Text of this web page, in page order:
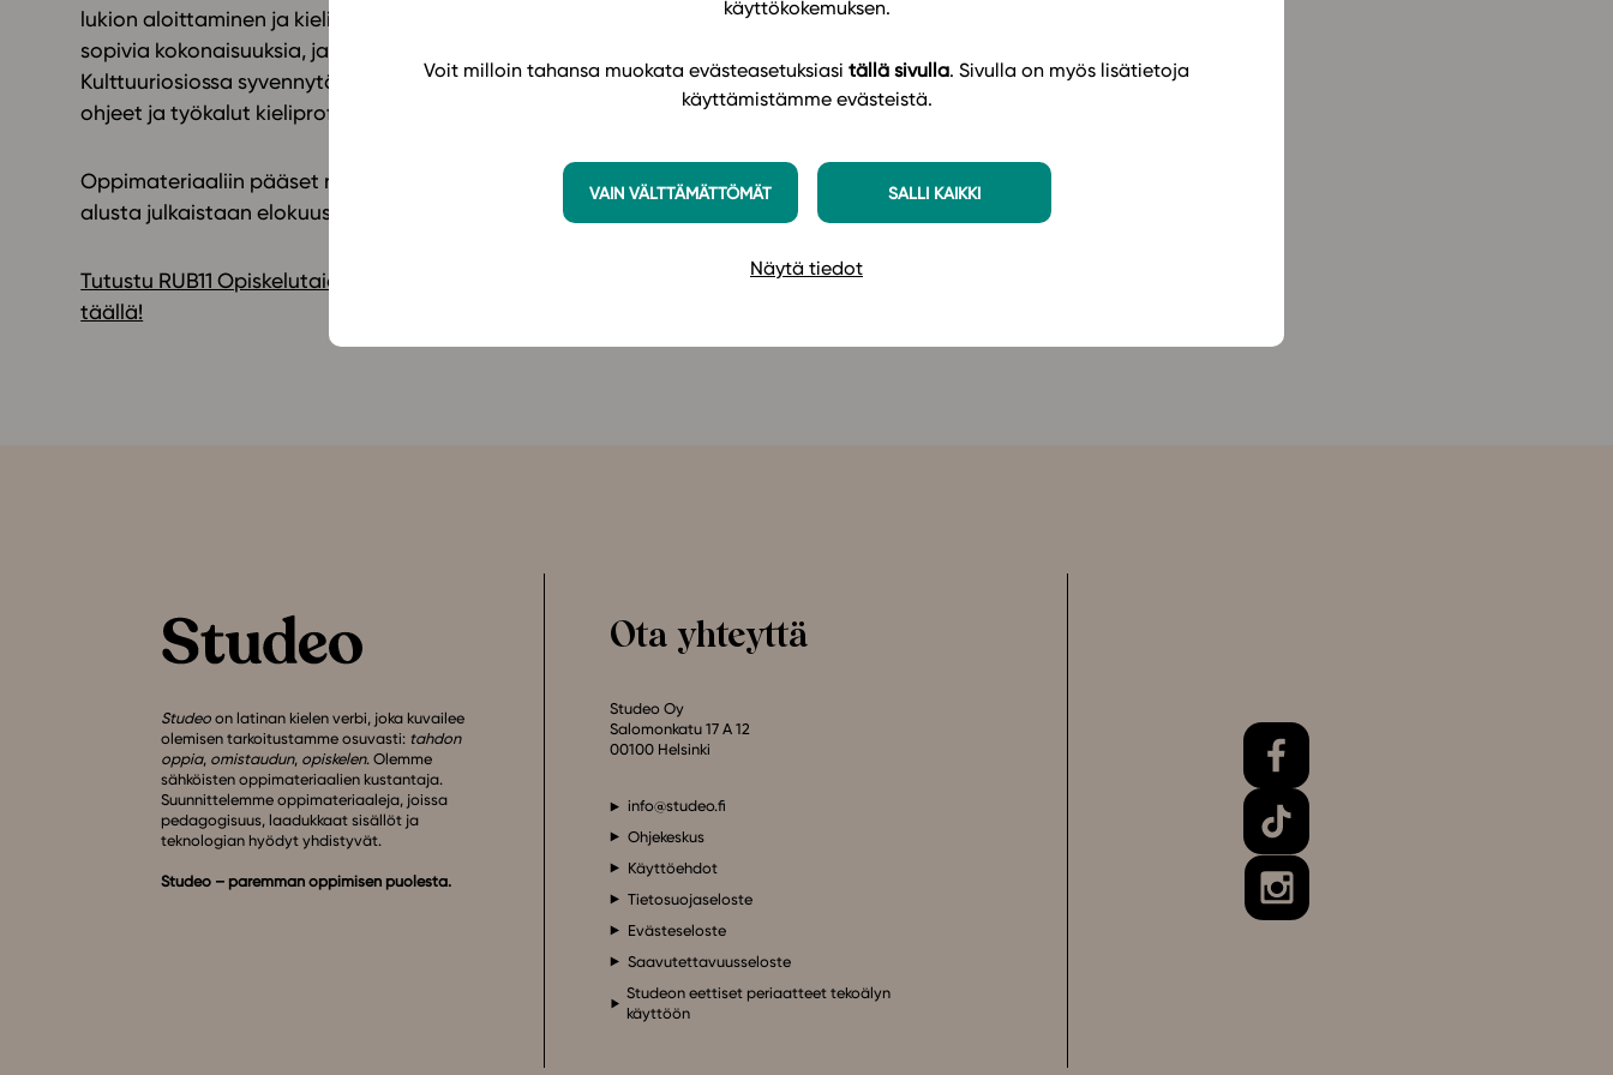
käyttökokemuksen.
Voit milloin tahansa muokata evästeasetuksiasi tällä sivulla. Sivulla on myös lisätietoja
käyttämistämme evästeistä.
VAIN VÄLTTÄMÄTTÖMÄT SALLI KAIKKI
Näytä tiedot
lukion aloittaminen ja kieli-identiteetti. Monipuolisesta tehtäväpaketista löytyy eri taitotasoille
sopivia kokonaisuuksia, ja kielioppi sisältää runsaasti drillaavia tehtäviä ja laajan teoriaosuuden.
Kulttuuriosiossa syvennytään Ruotsiin ja ruotsalaiseen kulttuuriin. Oppimateriaali tarjoaa myös
ohjeet ja työkalut kieliprofiilin täydentämiseen.
Oppimateriaaliin pääset nyt tutustumaan Studeon nykyisellä alustalla. Studeon uudistettu
alusta julkaistaan elokuussa 2021.
Tutustu RUB11 Opiskelutaidot ja kieli-identiteetin rakentaminen (LOPS 2021) -oppimateriaaliin
täällä!
Studeo on latinan kielen verbi, joka kuvailee
olemisen tarkoitustamme osuvasti: tahdon
oppia, omistaudun, opiskelen. Olemme
sähköisten oppimateriaalien kustantaja.
Suunnittelemme oppimateriaaleja, joissa
pedagogisuus, laadukkaat sisällöt ja
teknologian hyödyt yhdistyvät.
Studeo – paremman oppimisen puolesta.
Ota yhteyttä
Studeo Oy
Salomonkatu 17 A 12
00100 Helsinki
info@studeo.fi
Ohjekeskus
Käyttöehdot
Tietosuojaseloste
Evästeseloste
Saavutettavuusseloste
Studeon eettiset periaatteet tekoälyn
käyttöön